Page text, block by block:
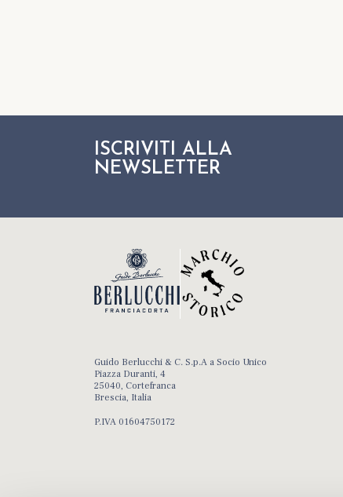
ISCRIVITI ALLA
NEWSLETTER
Guido Berlucchi & C. S.p.A a Socio Unico
Piazza Duranti, 4
25040, Cortefranca
Brescia, Italia
P.IVA 01604750172